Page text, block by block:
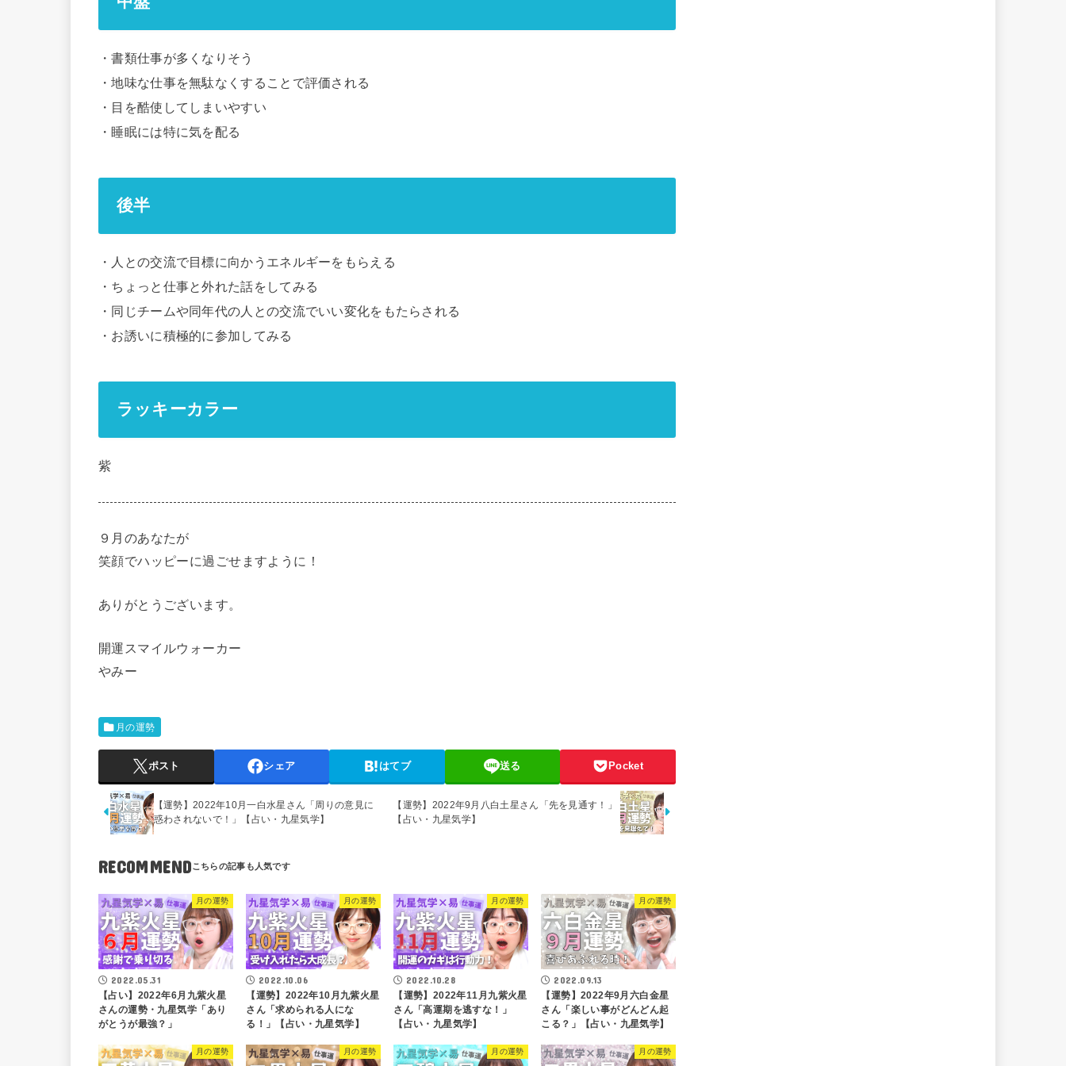
・書類仕事が多くなりそう
・地味な仕事を無駄なくすることで評価される
・目を酷使してしまいやすい
・睡眠には特に気を配る
後半
・人との交流で目標に向かうエネルギーをもらえる
・ちょっと仕事と外れた話をしてみる
・同じチームや同年代の人との交流でいい変化をもたらされる
・お誘いに積極的に参加してみる
ラッキーカラー
紫
９月のあなたが
笑顔でハッピーに過ごせますように！
ありがとうございます。
開運スマイルウォーカー
やみー
月の運勢
ポスト シェア はてブ 送る Pocket
【運勢】2022年10月一白水星さん「周りの意見に
惑わされないで！」【占い・九星気学】
【運勢】2022年9月八白土星さん「先を見通す！」
【占い・九星気学】
RECOMMEND
月の運勢
2022.05.31
【占い】2022年6月九紫火星
さんの運勢・九星気学「あり
がとうが最強？」
月の運勢
2022.10.06
【運勢】2022年10月九紫火星
さん「求められる人にな
る！」【占い・九星気学】
月の運勢
2022.10.28
【運勢】2022年11月九紫火星
さん「高運期を逃すな！」
【占い・九星気学】
月の運勢
2022.09.13
【運勢】2022年9月六白金星
さん「楽しい事がどんどん起
こる？」【占い・九星気学】
月の運勢 月の運勢 月の運勢 月の運勢